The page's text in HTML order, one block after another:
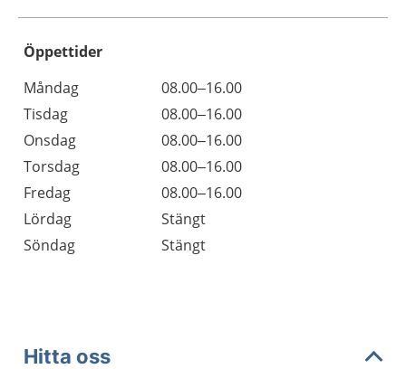
Öppettider
Dag
Öppettider
Kommentarer
Måndag
08.00–16.00
Tisdag
08.00–16.00
Onsdag
08.00–16.00
Torsdag
08.00–16.00
Fredag
08.00–16.00
Lördag
Stängt
Söndag
Stängt
Hitta oss